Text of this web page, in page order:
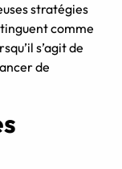
stratégies
comme
s’agit de
de